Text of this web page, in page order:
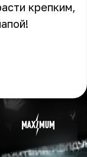
крепким,